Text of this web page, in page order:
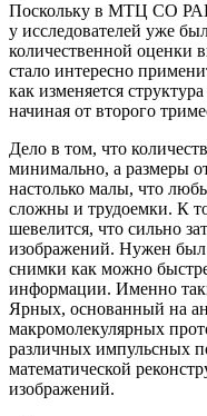
Поскольку в МТЦ СО
у исследователей уже
количественной оценки
стало интересно
как изменяется
начиная от второго
Дело в том, что
минимально, а размеры
настолько малы, что
сложны и трудоемки. К
шевелится, что сильно
изображений. Нужен был
снимки как можно
информации. Именно
Ярных, основанный на
макромолекулярных
различных импульсных
математической
изображений.